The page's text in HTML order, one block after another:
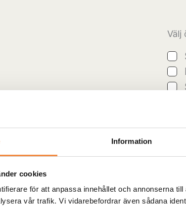
Information
cookies
för att anpassa innehållet och annonserna
vår trafik. Vi vidarebefordrar även sådana
Välj